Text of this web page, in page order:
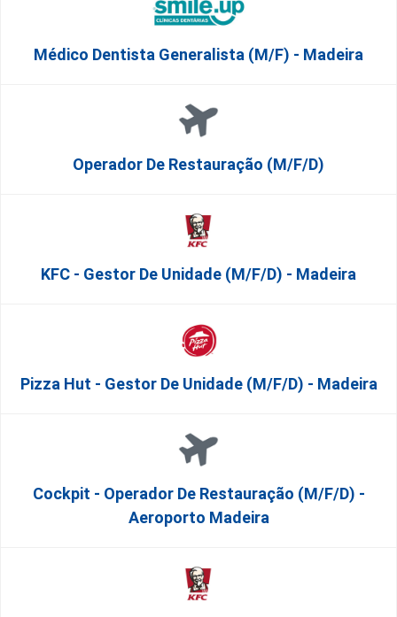
Médico Dentista Generalista (M/F) - Madeira
Operador De Restauração (m/f/d)
KFC - Gestor De Unidade (m/f/d) - Madeira
Pizza Hut - Gestor De Unidade (m/f/d) - Madeira
Cockpit - Operador De Restauração (m/f/d) -
Aeroporto Madeira